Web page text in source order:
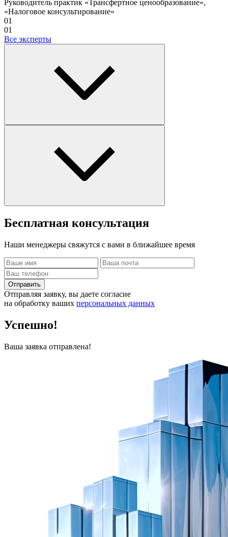
Руководитель практик «Трансфертное ценообразование»,
«Налоговое консультирование»
01
01
Все эксперты
Бесплатная консультация
Наши менеджеры свяжутся с вами в ближайшее время
Отправить
Отправляя заявку, вы даете согласие
на обработку ваших персональных данных
Успешно!
Ваша заявка отправлена!